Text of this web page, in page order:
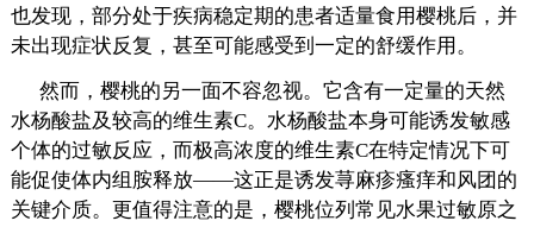
也发现，部分处于疾病稳定期的患者适量食用樱桃后，并
未出现症状反复，甚至可能感受到一定的舒缓作用。
然而，樱桃的另一面不容忽视。它含有一定量的天然
水杨酸盐及较高的维生素C。水杨酸盐本身可能诱发敏感
个体的过敏反应，而极高浓度的维生素C在特定情况下可
能促使体内组胺释放——这正是诱发荨麻疹瘙痒和风团的
关键介质。更值得注意的是，樱桃位列常见水果过敏原之